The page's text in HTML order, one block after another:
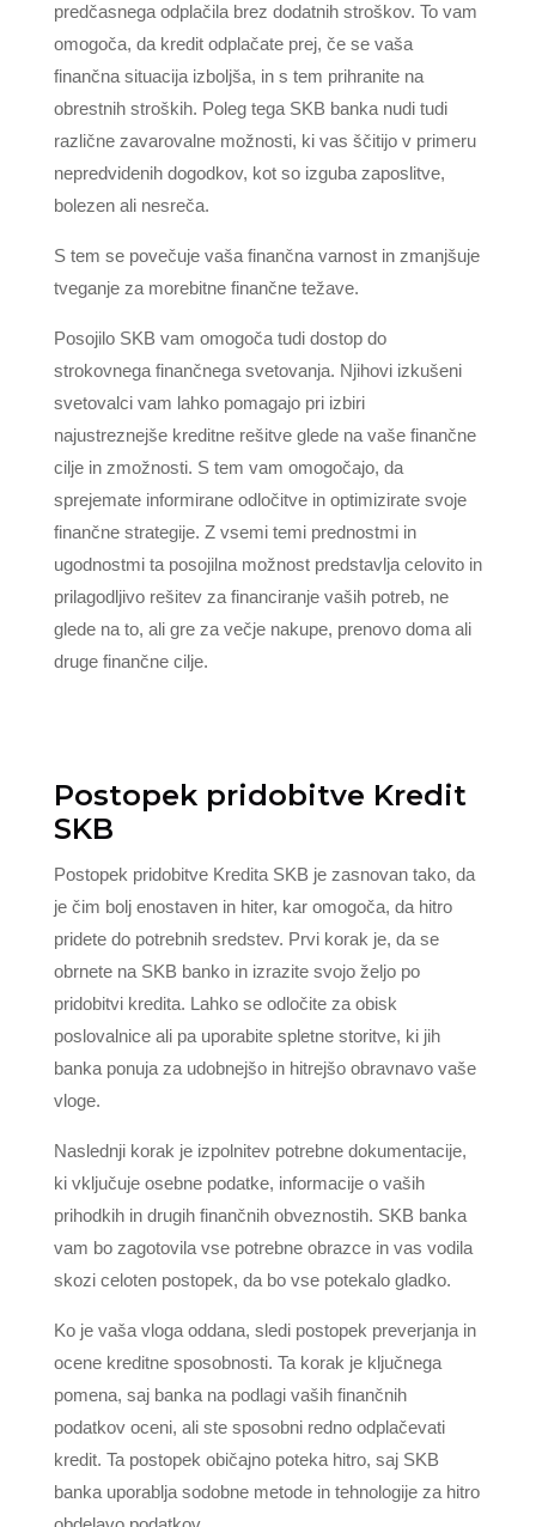
predčasnega odplačila brez dodatnih stroškov. To vam
omogoča, da kredit odplačate prej, če se vaša
finančna situacija izboljša, in s tem prihranite na
obrestnih stroških. Poleg tega SKB banka nudi tudi
različne zavarovalne možnosti, ki vas ščitijo v primeru
nepredvidenih dogodkov, kot so izguba zaposlitve,
bolezen ali nesreča.
S tem se povečuje vaša finančna varnost in zmanjšuje
tveganje za morebitne finančne težave.
Posojilo SKB vam omogoča tudi dostop do
strokovnega finančnega svetovanja. Njihovi izkušeni
svetovalci vam lahko pomagajo pri izbiri
najustreznejše kreditne rešitve glede na vaše finančne
cilje in zmožnosti. S tem vam omogočajo, da
sprejemate informirane odločitve in optimizirate svoje
finančne strategije. Z vsemi temi prednostmi in
ugodnostmi ta posojilna možnost predstavlja celovito in
prilagodljivo rešitev za financiranje vaših potreb, ne
glede na to, ali gre za večje nakupe, prenovo doma ali
druge finančne cilje.
Postopek pridobitve Kredit
SKB
Postopek pridobitve Kredita SKB je zasnovan tako, da
je čim bolj enostaven in hiter, kar omogoča, da hitro
pridete do potrebnih sredstev. Prvi korak je, da se
obrnete na SKB banko in izrazite svojo željo po
pridobitvi kredita. Lahko se odločite za obisk
poslovalnice ali pa uporabite spletne storitve, ki jih
banka ponuja za udobnejšo in hitrejšo obravnavo vaše
vloge.
Naslednji korak je izpolnitev potrebne dokumentacije,
ki vključuje osebne podatke, informacije o vaših
prihodkih in drugih finančnih obveznostih. SKB banka
vam bo zagotovila vse potrebne obrazce in vas vodila
skozi celoten postopek, da bo vse potekalo gladko.
Ko je vaša vloga oddana, sledi postopek preverjanja in
ocene kreditne sposobnosti. Ta korak je ključnega
pomena, saj banka na podlagi vaših finančnih
podatkov oceni, ali ste sposobni redno odplačevati
kredit. Ta postopek običajno poteka hitro, saj SKB
banka uporablja sodobne metode in tehnologije za hitro